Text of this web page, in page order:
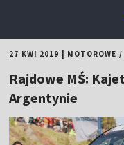
27 KWI 2019 MOTOROWE /
Rajdowe MŚ:
Argentynie